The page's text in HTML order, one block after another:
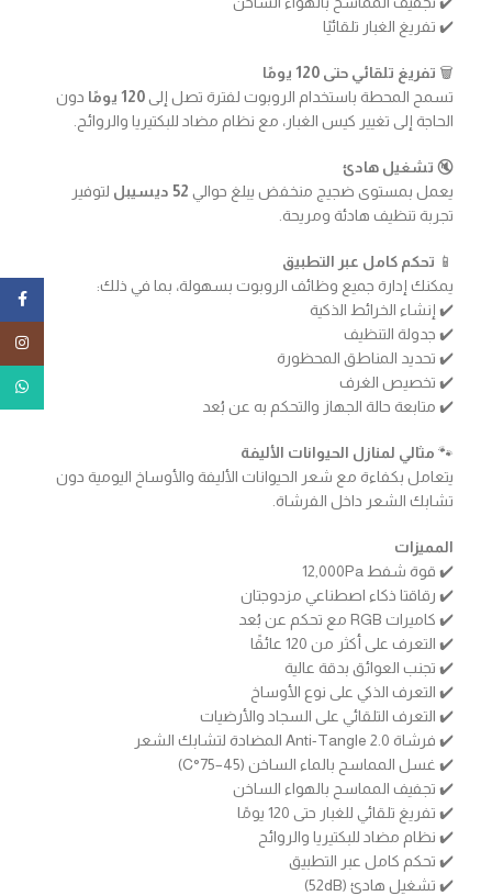
✔️ تفريغ الغبار تلقائيًا
🗑️ تفريغ تلقائي حتى 120 يومًا
تسمح المحطة باستخدام الروبوت لفترة تصل إلى120 يومًا
دون
الحاجة إلى تغيير كيس الغبار، مع نظام مضاد للبكتيريا والروائح.
🔇 تشغيل هادئ
يعمل بمستوى ضجيج منخفض يبلغ حوالي 52 ديسيبل
لتوفير
تجربة تنظيف هادئة ومريحة.
📱 تحكم كامل عبر التطبيق
يمكنك إدارة جميع وظائف الروبوت بسهولة، بما في ذلك:
✔️ إنشاء الخرائط الذكية
✔️ جدولة التنظيف
✔️ تحديد المناطق المحظورة
✔️ تخصيص الغرف
✔️ متابعة حالة الجهاز والتحكم به عن بُعد
🐾 مثالي لمنازل الحيوانات الأليفة
يتعامل بكفاءة مع شعر الحيوانات الأليفة والأوساخ اليومية دون
تشابك الشعر داخل الفرشاة.
المميزات
✔️ قوة شفط 12,000Pa
✔️ رقاقتا ذكاء اصطناعي مزدوجتان
✔️ كاميرات RGB مع تحكم عن بُعد
✔️ التعرف على أكثر من 120 عائقًا
✔️ تجنب العوائق بدقة عالية
✔️ التعرف الذكي على نوع الأوساخ
✔️ التعرف التلقائي على السجاد والأرضيات
✔️ فرشاة Anti-Tangle 2.0 المضادة لتشابك الشعر
✔️ غسل المماسح بالماء الساخن (45–75°C)
✔️ تجفيف المماسح بالهواء الساخن
✔️ تفريغ تلقائي للغبار حتى 120 يومًا
✔️ نظام مضاد للبكتيريا والروائح
✔️ تحكم كامل عبر التطبيق
✔️ تشغيل هادئ (52dB)